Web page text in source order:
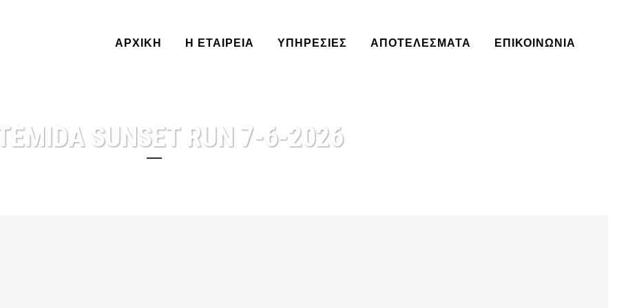
ΑΡΧΙΚΗ Η ΕΤΑΙΡΕΙΑ ΥΠΗΡΕΣΊΕΣ ΑΠΟΤΕΛΈΣΜΑΤΑ ΕΠΙΚΟΙΝΩΝΙΑ
SUNSET RUN 7-6-2026